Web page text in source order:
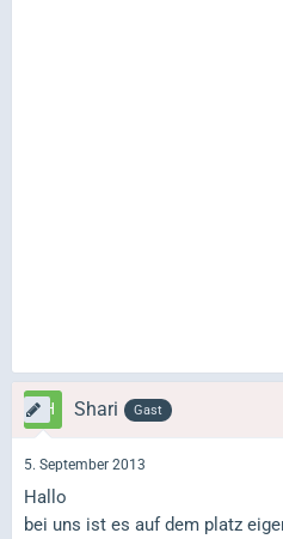
Shari Gast
5. September 2013
Hallo
bei uns ist es auf dem platz